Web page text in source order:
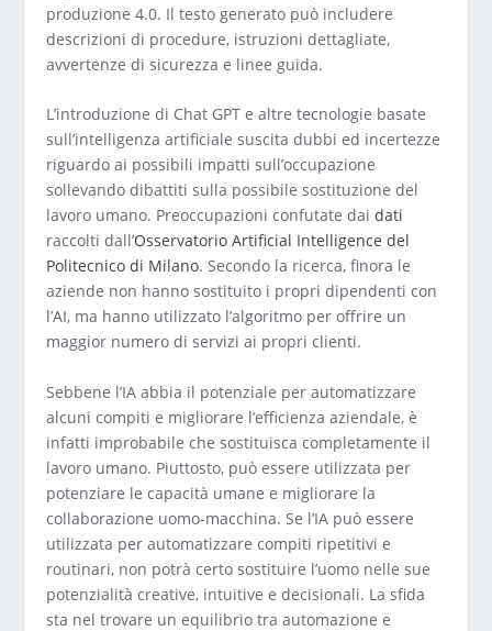
produzione 4.0. Il testo generato può includere
descrizioni di procedure, istruzioni dettagliate,
avvertenze di sicurezza e linee guida.
L’introduzione di Chat GPT e altre tecnologie basate
sull’intelligenza artificiale suscita dubbi ed incertezze
riguardo ai possibili impatti sull’occupazione
sollevando dibattiti sulla possibile sostituzione del
lavoro umano. Preoccupazioni confutate daidati
raccolti dall’Osservatorio Artificial Intelligence del
Politecnico di Milano. Secondo la ricerca, finora le
aziende non hanno sostituito i propri dipendenti con
l’AI, ma hanno utilizzato l’algoritmo per offrire un
maggior numero di servizi ai propri clienti.
Sebbene l’IA abbia il potenziale per automatizzare
alcuni compiti e migliorare l’efficienza aziendale, è
infatti improbabile che sostituisca completamente il
lavoro umano. Piuttosto, può essere utilizzata per
potenziare le capacità umane e migliorare la
collaborazione uomo-macchina. Se l’IA può essere
utilizzata per automatizzare compiti ripetitivi e
routinari, non potrà certo sostituire l’uomo nelle sue
potenzialità creative, intuitive e decisionali. La sfida
sta nel trovare un equilibrio tra automazione e